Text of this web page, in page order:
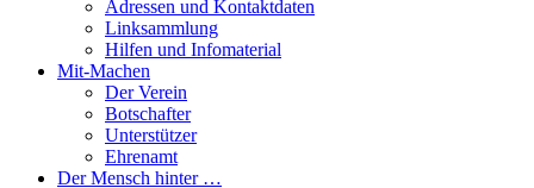
Adressen und Kontaktdaten
Linksammlung
Hilfen und Infomaterial
Mit-Machen
Der Verein
Botschafter
Unterstützer
Ehrenamt
Der Mensch hinter …